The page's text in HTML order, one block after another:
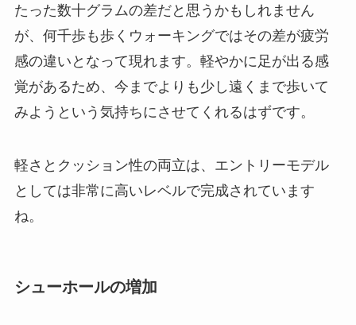
たった数十グラムの差だと思うかもしれません
が、何千歩も歩くウォーキングではその差が疲労
感の違いとなって現れます。軽やかに足が出る感
覚があるため、今までよりも少し遠くまで歩いて
みようという気持ちにさせてくれるはずです。
軽さとクッション性の両立は、エントリーモデル
としては非常に高いレベルで完成されています
ね。
シューホールの増加